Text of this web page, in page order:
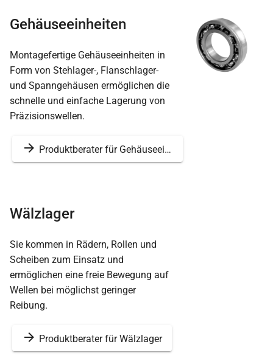
Gehäuseeinheiten
Montagefertige Gehäuseeinheiten in
Form von Stehlager-, Flanschlager-
und Spanngehäusen ermöglichen die
schnelle und einfache Lagerung von
Präzisionswellen.
Produktberater für Gehäuseeinheiten
Wälzlager
Sie kommen in Rädern, Rollen und
Scheiben zum Einsatz und
ermöglichen eine freie Bewegung auf
Wellen bei möglichst geringer
Reibung.
Produktberater für Wälzlager